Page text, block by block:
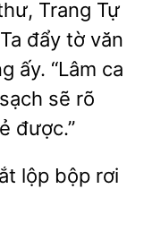
Trang Tự
đẩy
văn
ấy. “Lâm ca
sẽ rõ
lộp bộp